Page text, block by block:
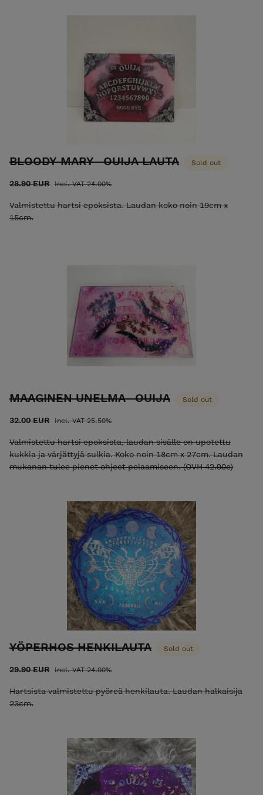
BLOODY MARY -OUIJA LAUTA Sold out
28.90 EUR Incl. VAT 24.00%
Valmistettu hartsi epoksista. Laudan koko noin 19cm x
15cm.
MAAGINEN UNELMA -OUIJA Sold out
32.00 EUR Incl. VAT 25.50%
Valmistettu hartsi epoksista, laudan sisälle on upotettu
kukkia ja värjättyjä sulkia. Koko noin 18cm x 27cm. Laudan
mukanan tulee pienet ohjeet pelaamiseen. (OVH 42.90e)
YÖPERHOS HENKILAUTA Sold out
29.90 EUR Incl. VAT 24.00%
Hartsista valmistettu pyöreä henkilauta. Laudan halkaisija
23cm.